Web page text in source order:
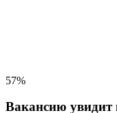
57%
Вакансию увидит